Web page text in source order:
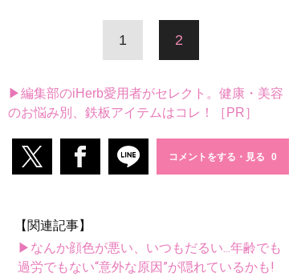
1 2
▶編集部のiHerb愛用者がセレクト。健康・美容
のお悩み別、鉄板アイテムはコレ！［PR］
コメントをする・見る
【関連記事】
▶なんか顔色が悪い、いつもだるい...年齢でも
過労でもない“意外な原因”が隠れているかも!